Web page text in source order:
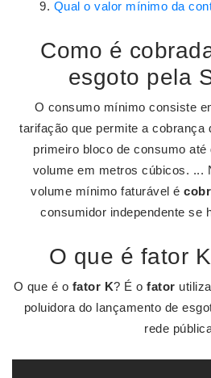
Qual o valor mínimo da
Como é
esgoto pela
O consumo mínimo consiste
tarifação que permite a cobrança
primeiro bloco de consumo
volume em metros cúbicos. ...
volume mínimo faturável é
consumidor independente se
O que é fator
O que é o fator K? É o fator
poluidora do lançamento de
rede